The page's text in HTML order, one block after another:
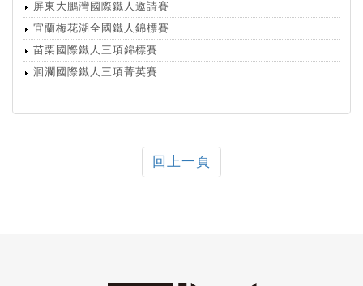
屏東大鵬灣國際鐵人邀請賽
宜蘭梅花湖全國鐵人錦標賽
苗栗國際鐵人三項錦標賽
洄瀾國際鐵人三項菁英賽
回上一頁